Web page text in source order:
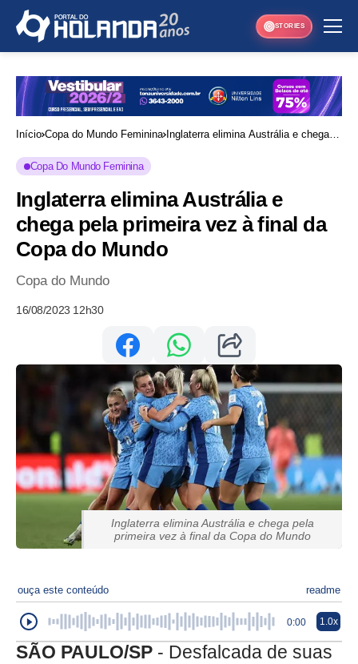
STORIES
Início Copa do Mundo Feminina Inglaterra elimina Austrália e chega
Copa Do Mundo Feminina
Inglaterra elimina Austrália e
chega pela primeira vez à final da
Copa do Mundo
Copa do Mundo
16/08/2023 12h30
Inglaterra elimina Austrália e chega pela
primeira vez à final da Copa do Mundo
ouça este conteúdo readme
0:00 1.0x
SÃO PAULO/SP - Desfalcada de suas